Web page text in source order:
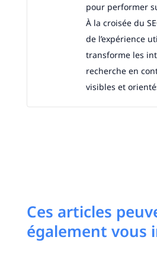
pour performer
À la croisée du
de l’expérience
transforme les
recherche en
visibles et
Ces articles
également vous